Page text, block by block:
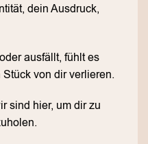
dein Ausdruck,
ausfällt, fühlt es
von dir verlieren.
sind hier, um dir zu